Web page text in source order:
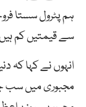
ہم پٹرول سستا
سے قیمتیں کم
انہوں نے کہا کہ
مجبوری میں سب